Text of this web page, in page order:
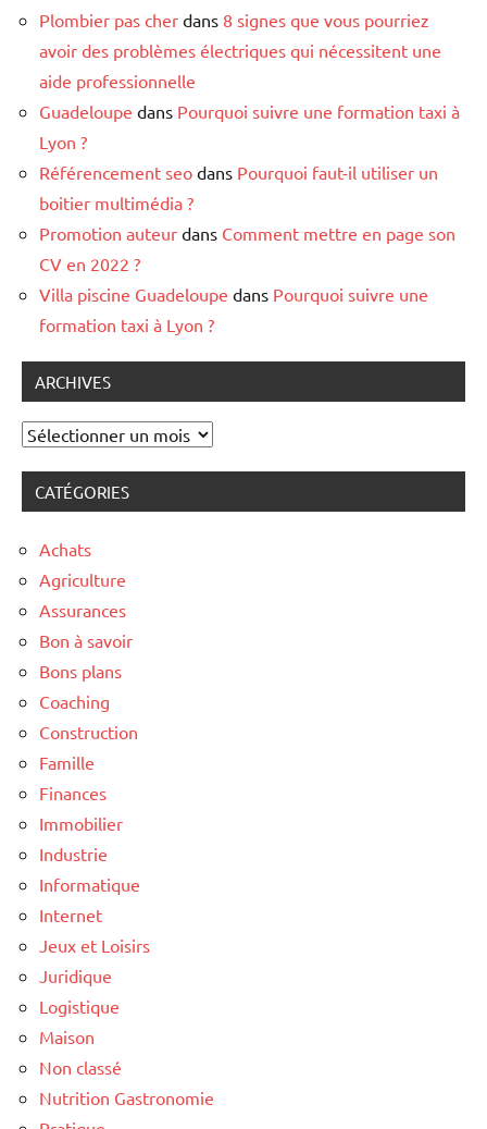
Plombier pas cher dans 8 signes que vous pourriez
avoir des problèmes électriques qui nécessitent une
aide professionnelle
Guadeloupe dans Pourquoi suivre une formation taxi à
Lyon ?
Référencement seo dans Pourquoi faut-il utiliser un
boitier multimédia ?
Promotion auteur dans Comment mettre en page son
CV en 2022 ?
Villa piscine Guadeloupe dans Pourquoi suivre une
formation taxi à Lyon ?
ARCHIVES
Archives
CATÉGORIES
Achats
Agriculture
Assurances
Bon à savoir
Bons plans
Coaching
Construction
Famille
Finances
Immobilier
Industrie
Informatique
Internet
Jeux et Loisirs
Juridique
Logistique
Maison
Non classé
Nutrition Gastronomie